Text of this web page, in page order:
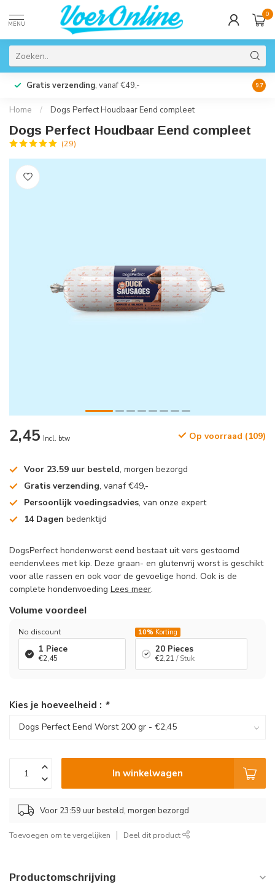
MENU
0
Gratis verzending, vanaf €49,- 9.7
Home / Dogs Perfect Houdbaar Eend compleet
Dogs Perfect Houdbaar Eend compleet
(29)
2,45 Incl. btw Op voorraad (109)
Voor 23.59 uur besteld, morgen bezorgd
Gratis verzending, vanaf €49,-
Persoonlijk voedingsadvies, van onze expert
14 Dagen bedenktijd
DogsPerfect hondenworst eend bestaat uit vers gestoomd
eendenvlees met kip. Deze graan- en glutenvrij worst is geschikt
voor alle rassen en ook voor de gevoelige hond. Ook is de
complete hondenvoeding Lees meer.
Volume voordeel
No discount
1 Piece
€2,45
10% Korting
20 Pieces
€2,21 / Stuk
Kies je hoeveelheid : *
In winkelwagen
Voor 23:59 uur besteld, morgen bezorgd
Toevoegen om te vergelijken Deel dit product
Productomschrijving